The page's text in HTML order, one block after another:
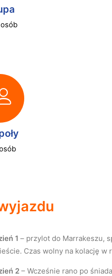
1 – przylot do Marrakeszu,
Czas wolny na kolację w
2 – Wcześnie rano po